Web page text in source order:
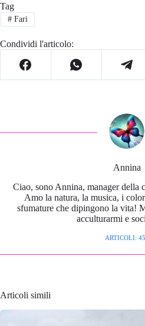
Tag
#Fari
Condividi l'articolo:
Annina
Ciao, sono Annina, manager della
Amo la natura, la musica, i
sfumature che dipingono la vita!
acculturarmi e
ARTICOLI:
Articoli simili